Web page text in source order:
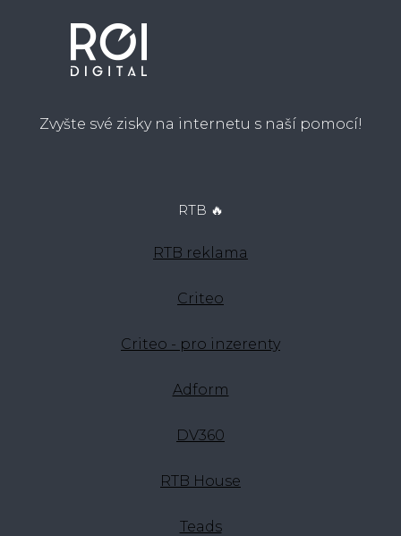
Zvyšte své zisky na internetu s naší pomocí!
RTB 🔥
RTB reklama
Criteo
Criteo - pro inzerenty
Adform
DV360
RTB House
Teads